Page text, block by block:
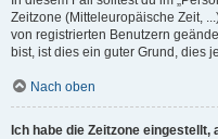
Zeitzone (Mitteleuropäische Zeit,
von registrierten Benutzern
bist, ist dies ein guter Grund, dies
Nach oben
Ich habe die Zeitzone